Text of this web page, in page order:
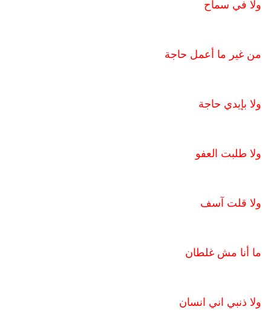
ولا في سماح
من غير ما أعمل حاجة
ولا بإيدي حاجة
ولا طلبت العفو
ولا قلت آسف
ما أنا مش غلطان
ولا ذنبي اني انسان